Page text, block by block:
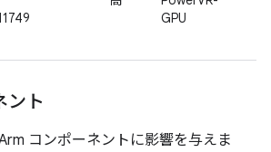
GPU
ント
コンポーネントに影響を与えま